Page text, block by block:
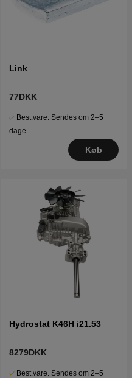
Link
77DKK
Best.vare. Sendes om 2–5
dage
Køb
Hydrostat K46H i21.53
8279DKK
Best.vare. Sendes om 2–5